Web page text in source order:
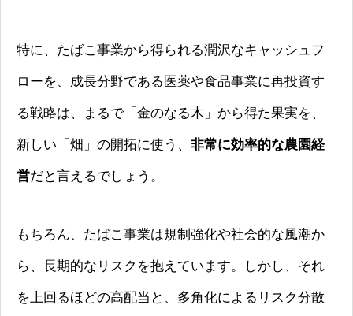
特に、たばこ事業から得られる潤沢なキャッシュフ
ローを、成長分野である医薬や食品事業に再投資す
る戦略は、まるで「金のなる木」から得た果実を、
新しい「畑」の開拓に使う、 非常に効率的な農園経
営だと言えるでしょう。
もちろん、たばこ事業は規制強化や社会的な風潮か
ら、長期的なリスクを抱えています。しかし、それ
を上回るほどの高配当と、多角化によるリスク分散